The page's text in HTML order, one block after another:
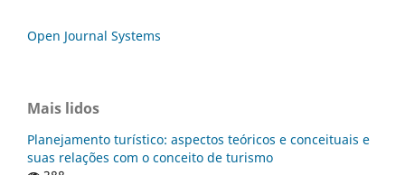
Open Journal Systems
Mais lidos
Planejamento turístico: aspectos teóricos e conceituais e
suas relações com o conceito de turismo